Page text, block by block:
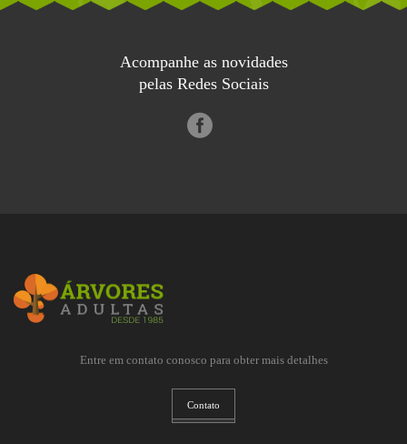
Acompanhe as novidades
pelas Redes Sociais
Entre em contato conosco para obter mais detalhes
Contato